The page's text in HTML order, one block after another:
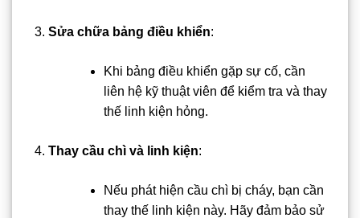
Sửa chữa bảng điều khiển:
Khi bảng điều khiển gặp sự cố, cần
liên hệ kỹ thuật viên để kiểm tra và thay
thế linh kiện hỏng.
Thay cầu chì và linh kiện:
Nếu phát hiện cầu chì bị cháy, bạn cần
thay thế linh kiện này. Hãy đảm bảo sử